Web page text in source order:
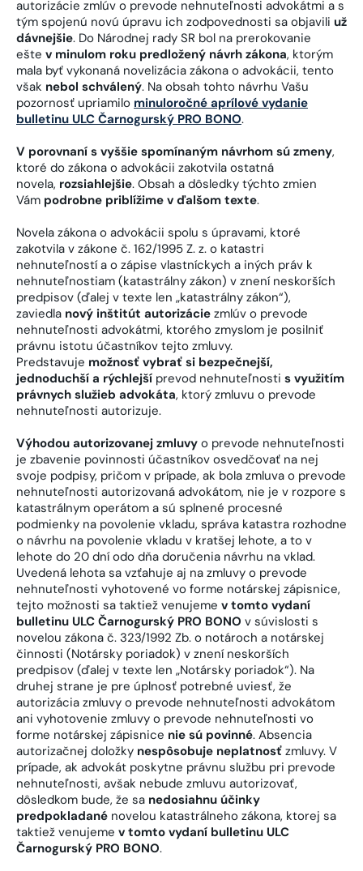
autorizácie zmlúv o prevode nehnuteľnosti advokátmi a s
tým spojenú novú úpravu ich zodpovednosti sa objavili už
dávnejšie. Do Národnej rady SR bol na prerokovanie
ešte v minulom roku predložený návrh zákona, ktorým
mala byť vykonaná novelizácia zákona o advokácii, tento
však nebol schválený. Na obsah tohto návrhu Vašu
pozornosť upriamilo minuloročné aprílové vydanie
bulletinu ULC Čarnogurský PRO BONO.
V porovnaní s vyššie spomínaným návrhom sú zmeny,
ktoré do zákona o advokácii zakotvila ostatná
novela, rozsiahlejšie. Obsah a dôsledky týchto zmien
Vám podrobne priblížime v ďalšom texte.
Novela zákona o advokácii spolu s úpravami, ktoré
zakotvila v zákone č. 162/1995 Z. z. o katastri
nehnuteľností a o zápise vlastníckych a iných práv k
nehnuteľnostiam (katastrálny zákon) v znení neskorších
predpisov (ďalej v texte len „katastrálny zákon“),
zaviedla nový inštitút autorizácie zmlúv o prevode
nehnuteľnosti advokátmi, ktorého zmyslom je posilniť
právnu istotu účastníkov tejto zmluvy.
Predstavuje možnosť vybrať si bezpečnejší,
jednoduchší a rýchlejší prevod nehnuteľnosti s využitím
právnych služieb advokáta, ktorý zmluvu o prevode
nehnuteľnosti autorizuje.
Výhodou autorizovanej zmluvy o prevode nehnuteľnosti
je zbavenie povinnosti účastníkov osvedčovať na nej
svoje podpisy, pričom v prípade, ak bola zmluva o prevode
nehnuteľnosti autorizovaná advokátom, nie je v rozpore s
katastrálnym operátom a sú splnené procesné
podmienky na povolenie vkladu, správa katastra rozhodne
o návrhu na povolenie vkladu v kratšej lehote, a to v
lehote do 20 dní odo dňa doručenia návrhu na vklad.
Uvedená lehota sa vzťahuje aj na zmluvy o prevode
nehnuteľnosti vyhotovené vo forme notárskej zápisnice,
tejto možnosti sa taktiež venujeme v tomto vydaní
bulletinu ULC Čarnogurský PRO BONO v súvislosti s
novelou zákona č. 323/1992 Zb. o notároch a notárskej
činnosti (Notársky poriadok) v znení neskorších
predpisov (ďalej v texte len „Notársky poriadok“). Na
druhej strane je pre úplnosť potrebné uviesť, že
autorizácia zmluvy o prevode nehnuteľnosti advokátom
ani vyhotovenie zmluvy o prevode nehnuteľnosti vo
forme notárskej zápisnice nie sú povinné. Absencia
autorizačnej doložky nespôsobuje neplatnosť zmluvy. V
prípade, ak advokát poskytne právnu službu pri prevode
nehnuteľnosti, avšak nebude zmluvu autorizovať,
dôsledkom bude, že sa nedosiahnu účinky
predpokladané novelou katastrálneho zákona, ktorej sa
taktiež venujeme v tomto vydaní bulletinu ULC
Čarnogurský PRO BONO.